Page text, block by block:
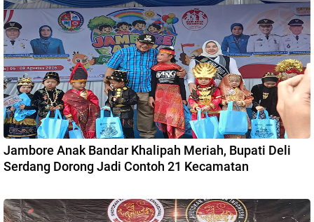
Jambore Anak Bandar Khalipah Meriah, Bupati Deli
Serdang Dorong Jadi Contoh 21 Kecamatan